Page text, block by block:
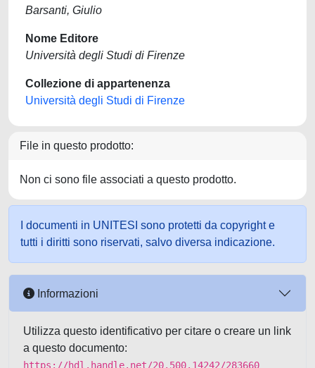
Barsanti, Giulio
Nome Editore
Università degli Studi di Firenze
Collezione di appartenenza
Università degli Studi di Firenze
File in questo prodotto:
Non ci sono file associati a questo prodotto.
I documenti in UNITESI sono protetti da copyright e
tutti i diritti sono riservati, salvo diversa indicazione.
Informazioni
Utilizza questo identificativo per citare o creare un link
a questo documento:
https://hdl.handle.net/20.500.14242/283660